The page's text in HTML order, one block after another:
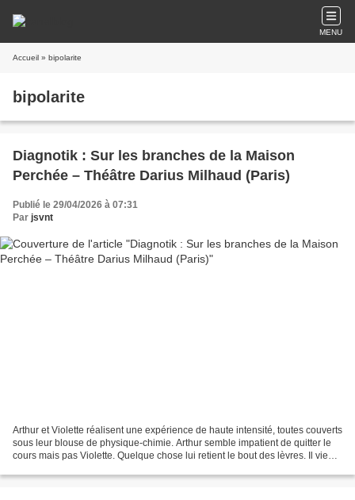
MENU
Accueil » bipolarite
bipolarite
Diagnotik : Sur les branches de la Maison
Perchée – Théâtre Darius Milhaud (Paris)
Publié le 29/04/2026 à 07:31
Par jsvnt
Arthur et Violette réalisent une expérience de haute intensité, toutes couverts
sous leur blouse de physique-chimie. Arthur semble impatient de quitter le
cours mais pas Violette. Quelque chose lui retient le bout des lèvres. Il vient